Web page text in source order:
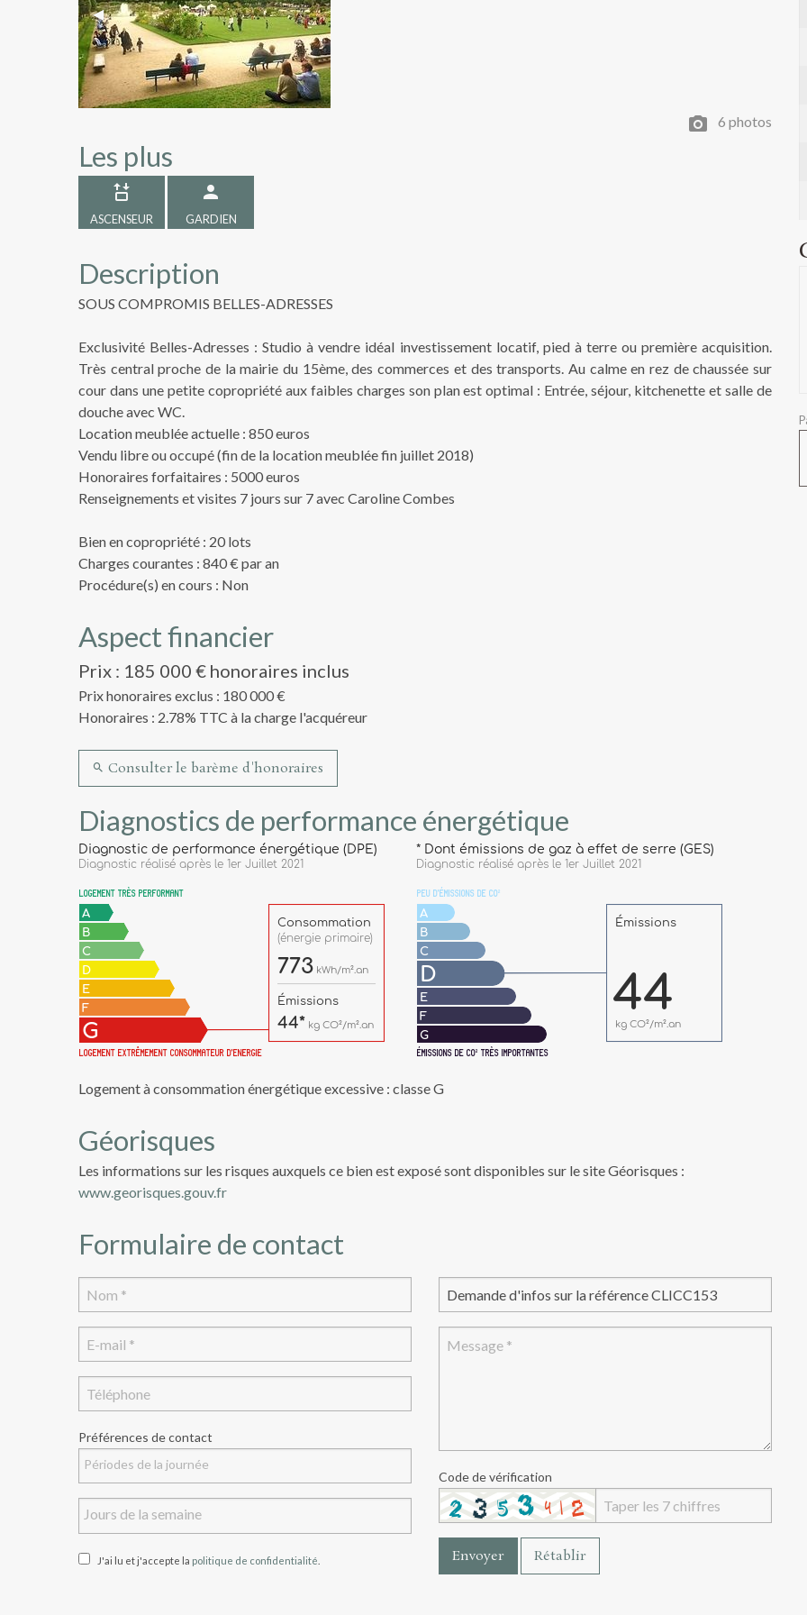
Previous Slide
◀︎ Next
6 photos
Les plus
ASCENSEUR GARDIEN
Description
SOUS COMPROMIS BELLES-ADRESSES
Exclusivité Belles-Adresses : Studio à vendre idéal investissement locatif, pied à terre ou première acquisition.
Très central proche de la mairie du 15ème, des commerces et des transports. Au calme en rez de chaussée sur
cour dans une petite copropriété aux faibles charges son plan est optimal : Entrée, séjour, kitchenette et salle de
douche avec WC.
Location meublée actuelle : 850 euros
Vendu libre ou occupé (fin de la location meublée fin juillet 2018)
Honoraires forfaitaires : 5000 euros
Renseignements et visites 7 jours sur 7 avec Caroline Combes
Bien en copropriété : 20 lots
Charges courantes : 840 € par an
Procédure(s) en cours : Non
Aspect financier
Prix : 185 000 € honoraires inclus
Prix honoraires exclus : 180 000 €
Honoraires : 2.78% TTC à la charge l'acquéreur
Consulter le barème d'honoraires
Diagnostics de performance énergétique
Logement à consommation énergétique excessive : classe G
Géorisques
Les informations sur les risques auxquels ce bien est exposé sont disponibles sur le site Géorisques :
www.georisques.gouv.fr
Formulaire de contact
Préférences de contact
J'ai lu et j'accepte la politique de confidentialité
Code de vérification
Envoyer Rétablir